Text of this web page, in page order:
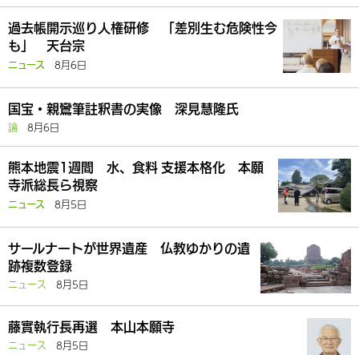
過去帳開示巡り人権研修 「差別生む危険性今
も」 天台宗
ニュース 8月6日
国宝・親鸞筆註釈書の実像 深見慧隆氏
論 8月6日
熊本地震1週間 水、食料 支援本格化 本願
寺派総長ら視察
ニュース 8月5日
サールナートが世界遺産 仏教ゆかりの遺
跡複数登録
ニュース 8月5日
藤實執行長再選 本山本願寺
ニュース 8月5日